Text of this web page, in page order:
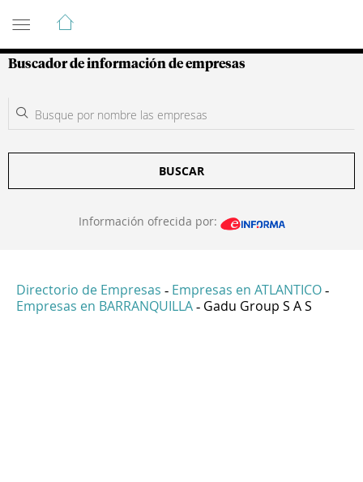
Guía de Empresas Colombianas
Buscador de información de empresas
BUSCAR
Información ofrecida por:
Directorio de Empresas - Empresas en ATLANTICO -
Empresas en BARRANQUILLA - Gadu Group S A S